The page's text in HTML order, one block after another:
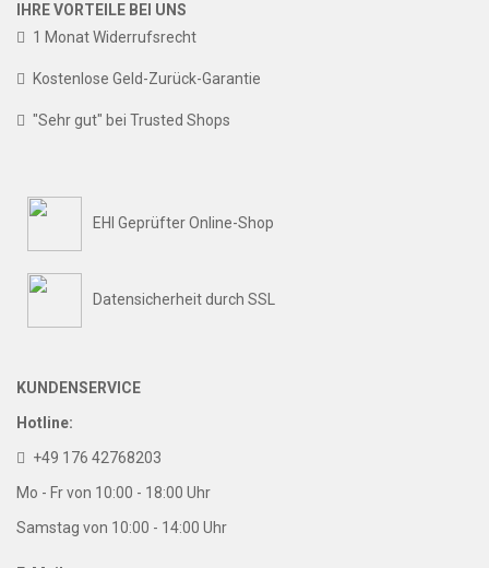
IHRE VORTEILE BEI UNS
1 Monat Widerrufsrecht
Kostenlose Geld-Zurück-Garantie
"Sehr gut" bei Trusted Shops
EHI Geprüfter Online-Shop
Datensicherheit durch SSL
KUNDENSERVICE
Hotline:
+49 176 42768203
Mo - Fr von 10:00 - 18:00 Uhr
Samstag von 10:00 - 14:00 Uhr